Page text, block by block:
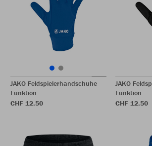
JAKO Feldspielerhandschuhe
Funktion
CHF 12.50
JAKO
Funktion
CHF 12.50